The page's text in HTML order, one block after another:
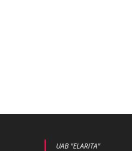
UAB "ELARITA"